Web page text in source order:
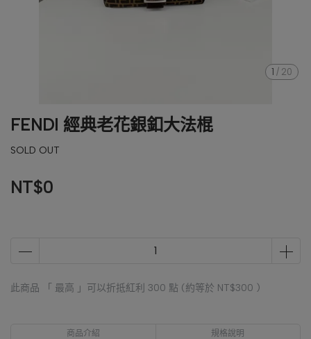
1 / 20
FENDI 經典老花銀釦大法棍
SOLD OUT
NT$0
此商品 「 最高 」可以折抵紅利 300 點 (約等於 NT$300 )
商品介紹 規格說明